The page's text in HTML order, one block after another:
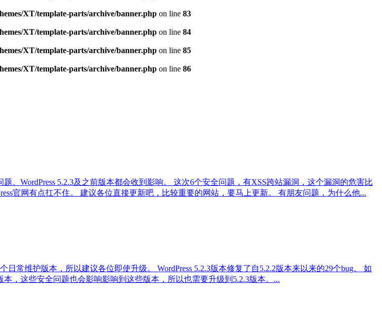
XT/template-parts/archive/banner.php on line 83
XT/template-parts/archive/banner.php on line 84
XT/template-parts/archive/banner.php on line 85
XT/template-parts/archive/banner.php on line 86
。WordPress 5.2.3及之前版本都会收到影响。 这次6个安全问题，有XSS跨站漏洞，这个漏洞的危害比
官网有点扛不住。 建议各位直接更新吧，比较重要的网站，要马上更新。 有朋友问题，为什么他...
日常维护版本，所以建议各位即使升级。 WordPress 5.2.3版本修复了自5.2.2版本来以来的29个bug。 如
本，这些安全问题也会影响影响到这些版本，所以也需要升级到5.2.3版本。...